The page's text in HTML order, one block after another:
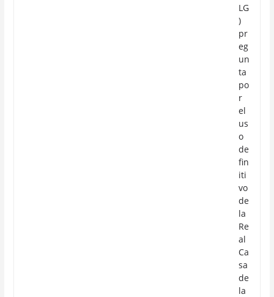
LG
)
pr
eg
un
ta
po
r
el
us
o
de
fin
iti
vo
de
la
Re
al
Ca
sa
de
la